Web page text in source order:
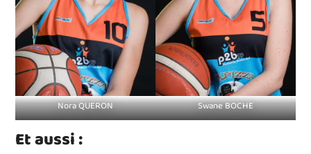
Nora QUERON Swane BOCHE
Et aussi :